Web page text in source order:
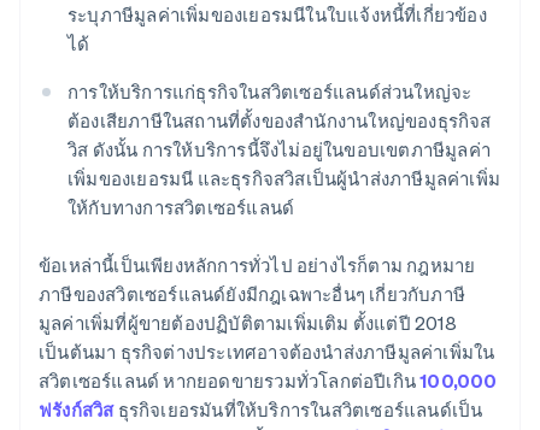
ระบุภาษีมูลค่าเพิ่มของเยอรมนีในใบแจ้งหนี้ที่เกี่ยวข้อง
ได้
การให้บริการแก่ธุรกิจในสวิตเซอร์แลนด์ส่วนใหญ่จะ
ต้องเสียภาษีในสถานที่ตั้งของสำนักงานใหญ่ของธุรกิจส
วิส ดังนั้น การให้บริการนี้จึงไม่อยู่ในขอบเขตภาษีมูลค่า
เพิ่มของเยอรมนี และธุรกิจสวิสเป็นผู้นำส่งภาษีมูลค่าเพิ่ม
ให้กับทางการสวิตเซอร์แลนด์
ข้อเหล่านี้เป็นเพียงหลักการทั่วไป อย่างไรก็ตาม กฎหมาย
ภาษีของสวิตเซอร์แลนด์ยังมีกฎเฉพาะอื่นๆ เกี่ยวกับภาษี
มูลค่าเพิ่มที่ผู้ขายต้องปฏิบัติตามเพิ่มเติม ตั้งแต่ปี 2018
เป็นต้นมา ธุรกิจต่างประเทศอาจต้องนำส่งภาษีมูลค่าเพิ่มใน
สวิตเซอร์แลนด์ หากยอดขายรวมทั่วโลกต่อปีเกิน100,000
ฟรังก์สวิสธุรกิจเยอรมันที่ให้บริการในสวิตเซอร์แลนด์เป็น